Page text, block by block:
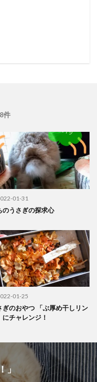
件
01-31
のうさぎの探求心
01-25
ぎのおやつ 「ぶ厚め干しリン
にチャレンジ！
」